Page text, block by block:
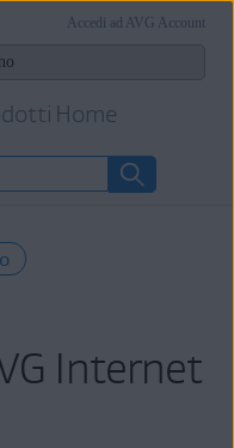
Home
Accedi ad AVG Account
Internet